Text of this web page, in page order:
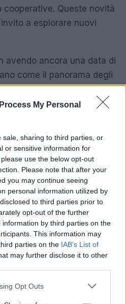
My Personal
sale, sharing to third parties, or
or sensitive information for
use the below opt-out
Please note that after your
you may continue seeing
personal information utilized by
to third parties prior to
opt-out of the further
by third parties on the
This information may
parties on the IAB’s List of
may further disclose it to other
app uses one or more Google
Opt Outs
cooperative. Queste novità
a esplorare nuovi
avendo ancora una data di
come il panorama degli
con sviluppatori
confini del genere e a
più coinvolgenti. Quali
preannuncia come un
di giochi
Con una varietà di
le proprie caratteristiche
possono attendere
e sfide entusiasmanti
Non è emozionante
ci aspetta?